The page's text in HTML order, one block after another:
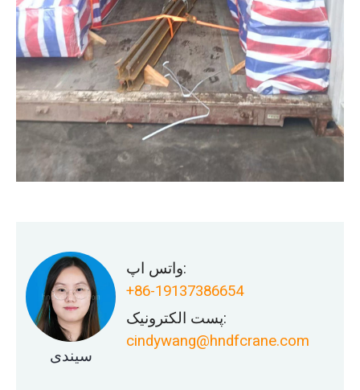
سیندی
واتس اپ:
+86-19137386654
پست الکترونیک:
cindywang@hndfcrane.com